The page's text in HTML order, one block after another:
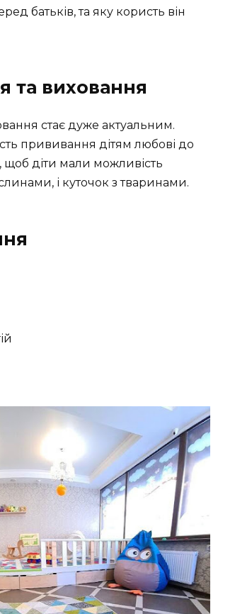
батьків, та яку користь він
та виховання
стає дуже актуальним.
прививання дітям любові до
щоб діти мали можливість
і куточок з тваринами.